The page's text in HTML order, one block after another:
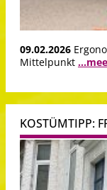
09.02.2026
Mittelpunkt
KOSTÜMTIPP: